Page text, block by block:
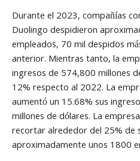
Durante el 2023, compañías
Duolingo despidieron
empleados, 70 mil despidos
anterior. Mientras tanto, la
ingresos de 574,800 millones
12% respecto al 2022. La
aumentó un 15.68% sus
millones de dólares. La
recortar alrededor del 25% de
aproximadamente unos 1800